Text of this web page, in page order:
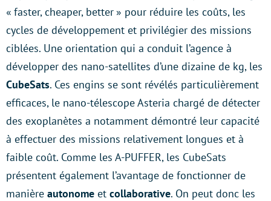
« faster, cheaper, better » pour réduire les coûts, les
cycles de développement et privilégier des missions
ciblées. Une orientation qui a conduit l’agence à
développer des nano-satellites d’une dizaine de kg, les
CubeSats. Ces engins se sont révélés particulièrement
efficaces, le nano-télescope Asteria chargé de détecter
des exoplanètes a notamment démontré leur capacité
à effectuer des missions relativement longues et à
faible coût. Comme les A-PUFFER, les CubeSats
présentent également l’avantage de fonctionner de
manière autonome et collaborative. On peut donc les